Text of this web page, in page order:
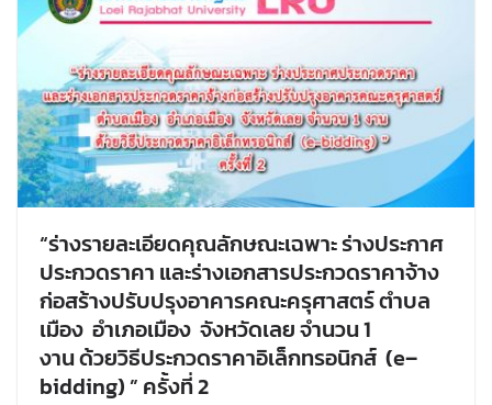
“ร่างรายละเอียดคุณลักษณะเฉพาะ ร่างประกาศ
ประกวดราคา และร่างเอกสารประกวดราคาจ้าง
ก่อสร้างปรับปรุงอาคารคณะครุศาสตร์ ตำบล
เมือง อำเภอเมือง จังหวัดเลย จำนวน 1
งาน ด้วยวิธีประกวดราคาอิเล็กทรอนิกส์ (e–
bidding) ” ครั้งที่ 2